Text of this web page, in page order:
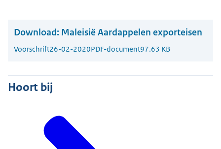
Download: Maleisië Aardappelen exporteisen
Voorschrift26-02-2020PDF-document97.63 KB
Hoort bij